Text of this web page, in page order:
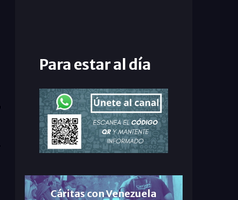
Para estar al día
Cáritas con Venezuela